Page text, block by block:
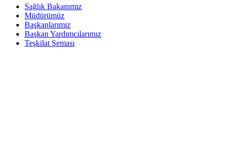
Sağlık Bakanımız
Müdürümüz
Başkanlarımız
Başkan Yardımcılarımız
Teşkilat Şeması